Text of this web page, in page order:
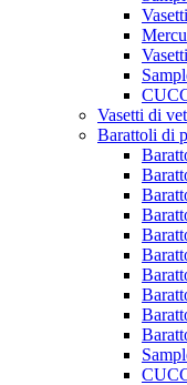
Vasetti di
Barattoli di